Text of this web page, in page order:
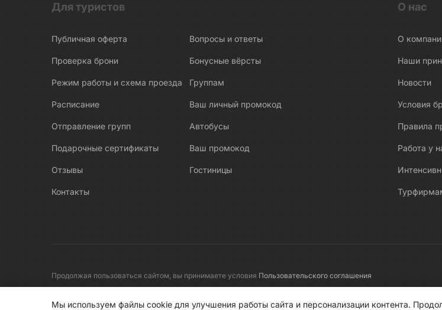
Великие Луки
Великолепные женщины Санкт-
Петербурга
Вельск
Весьегонск
Вистино
Витебск
Владимир
Волгоградская область
Для туристов
Публичная оферта
Проверка брони
Режим работы и схема проезда
Расписание
Отправление групп
Подарочные сертификаты
Отзывы
Контакты
Вопросы и ответы
Бонусные вёрсты
Группам
Ваш личный промокод
Автобусы
Ваш промокод
Гостиницы
О нас
О
Наши
Новости
Условия
Правила
Работа у
Продолжая пользоваться сайтом, вы принимаете условия Пользовательского соглашения
© 2008-2026 Первые линии
Мы используем файлы cookie для улучшения работы сайта и персонализации контента.